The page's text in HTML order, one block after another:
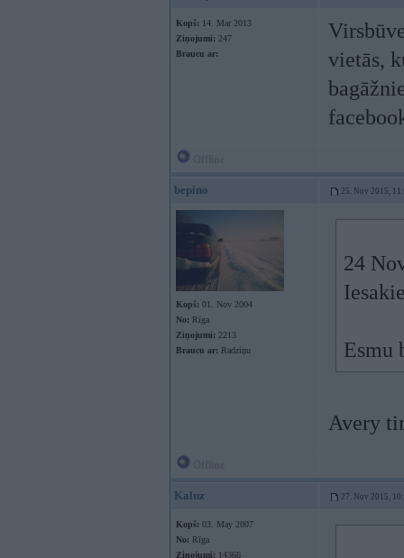
Kopš: 14. Mar 2013
Ziņojumi: 247
Braucu ar:
vietās,
bepino 25. Nov 2015,
Kopš: 01. Nov 2004
No: Rīga
Ziņojumi: 2213
Braucu ar: Radziņu
24
Avery
Kalnz 27. Nov 2015,
Kopš: 03. May 2007
No: Rīga
Ziņojumi: 14366